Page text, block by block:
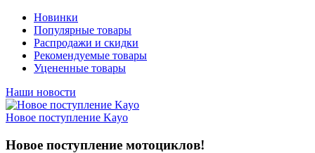
Новинки
Популярные товары
Распродажи и скидки
Рекомендуемые товары
Уцененные товары
Наши новости
Новое поступление Kayo
Новое поступление мотоциклов!